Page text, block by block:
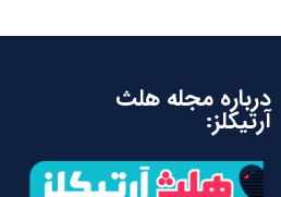
درباره مجله هلث
آرتیکلز: